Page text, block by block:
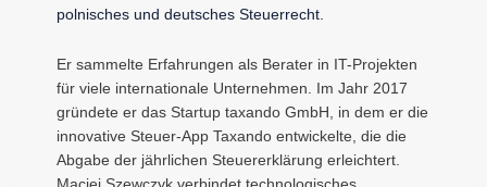
polnisches und deutsches Steuerrecht.
Er sammelte Erfahrungen als Berater in IT-Projekten
für viele internationale Unternehmen. Im Jahr 2017
gründete er das Startup taxando GmbH, in dem er die
innovative Steuer-App Taxando entwickelte, die die
Abgabe der jährlichen Steuererklärung erleichtert.
Maciej Szewczyk verbindet technologisches